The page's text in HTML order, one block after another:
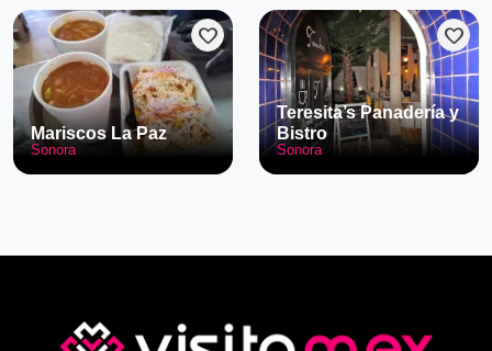
favorite
Mariscos La Paz
Sonora
favorite
Teresita’s Panadería y
Bistro
Sonora
El Rincón del Viejo
Sonora